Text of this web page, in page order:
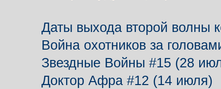
Даты выхода второй волны
Война охотников за
Звездные Войны #15 (28
Доктор Афра #12 (14 июля)